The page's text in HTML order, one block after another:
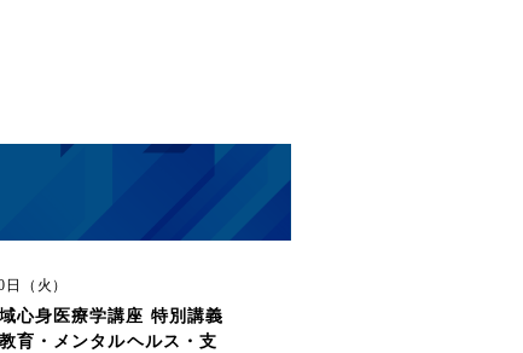
（火）
心身医療学講座 特別講義
育・メンタルヘルス・支